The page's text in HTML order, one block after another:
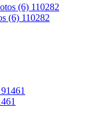
(6) 110282